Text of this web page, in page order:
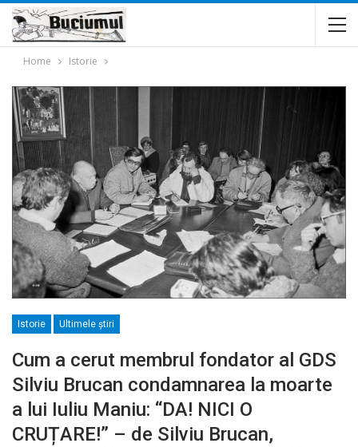
Home Istorie
Istorie Ultimele ştiri
Cum a cerut membrul fondator al GDS
Silviu Brucan condamnarea la moarte
a lui Iuliu Maniu: “DA! NICI O
CRUȚARE!” – de Silviu Brucan,